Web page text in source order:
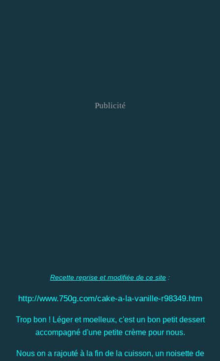
Publicité
Recette reprise et modifiée de ce site :
http://www.750g.com/cake-a-la-vanille-r98349.htm
Trop bon ! Léger et moelleux, c'est un bon petit dessert
accompagné d'une petite crème pour nous.
Nous on a rajouté à la fin de la cuisson, un noisette de